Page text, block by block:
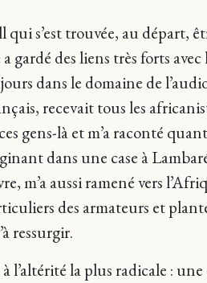
s’est trouvée, au départ,
des liens très forts avec
dans le domaine de
recevait tous les
là et m’a raconté
dans une case à
m’a aussi ramené vers
des armateurs et
ressurgir.
l’altérité la plus radicale :